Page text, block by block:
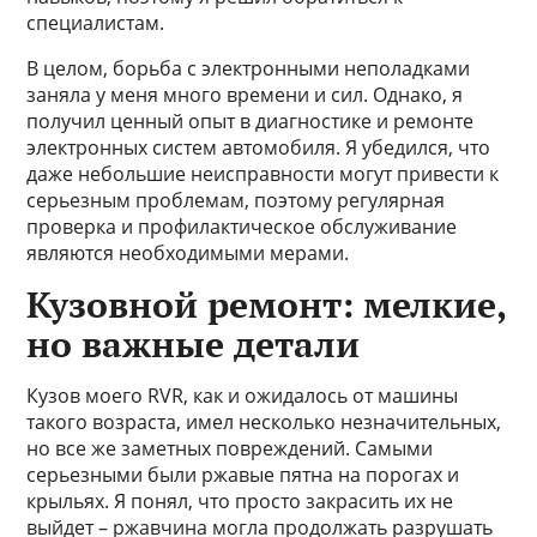
специалистам.
В целом, борьба с электронными неполадками
заняла у меня много времени и сил. Однако, я
получил ценный опыт в диагностике и ремонте
электронных систем автомобиля. Я убедился, что
даже небольшие неисправности могут привести к
серьезным проблемам, поэтому регулярная
проверка и профилактическое обслуживание
являются необходимыми мерами.
Кузовной ремонт: мелкие,
но важные детали
Кузов моего RVR, как и ожидалось от машины
такого возраста, имел несколько незначительных,
но все же заметных повреждений. Самыми
серьезными были ржавые пятна на порогах и
крыльях. Я понял, что просто закрасить их не
выйдет – ржавчина могла продолжать разрушать